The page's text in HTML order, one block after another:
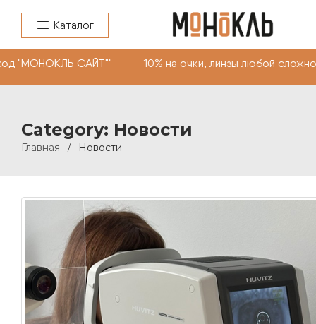
Каталог
САЙТ"" -10% на очки, линзы любой
Category: Новости
Главная / Новости